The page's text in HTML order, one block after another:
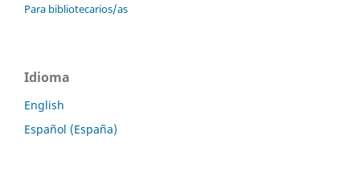
Para bibliotecarios/as
Idioma
English
Español (España)